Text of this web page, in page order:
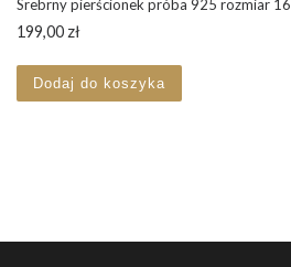
Srebrny pierścionek próba 925 rozmiar 16
199,00 zł
Dodaj do koszyka